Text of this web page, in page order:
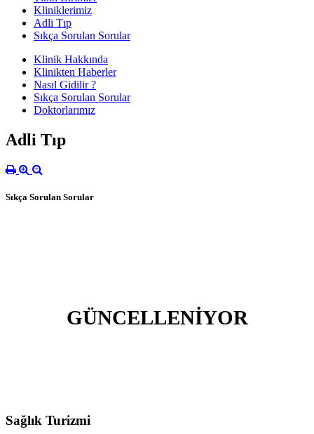
Kliniklerimiz
Adli Tıp
Sıkça Sorulan Sorular
Klinik Hakkında
Klinikten Haberler
Nasıl Gidilir ?
Sıkça Sorulan Sorular
Doktorlarımız
Adli Tıp
Sıkça Sorulan Sorular
GÜNCELLENİYOR
Sağlık Turizmi